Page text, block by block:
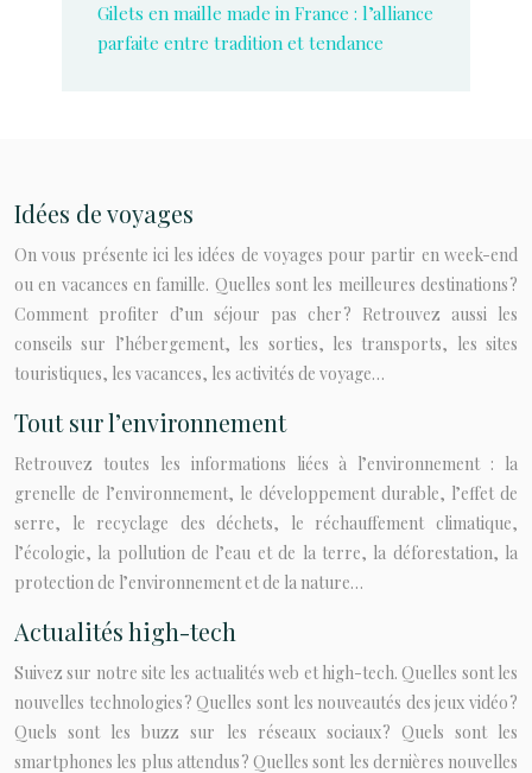
Gilets en maille made in France : l’alliance
parfaite entre tradition et tendance
Idées de voyages
On vous présente ici les idées de voyages pour partir en week-end
ou en vacances en famille. Quelles sont les meilleures destinations ?
Comment profiter d’un séjour pas cher ? Retrouvez aussi les
conseils sur l’hébergement, les sorties, les transports, les sites
touristiques, les vacances, les activités de voyage…
Tout sur l’environnement
Retrouvez toutes les informations liées à l’environnement : la
grenelle de l’environnement, le développement durable, l’effet de
serre, le recyclage des déchets, le réchauffement climatique,
l’écologie, la pollution de l’eau et de la terre, la déforestation, la
protection de l’environnement et de la nature…
Actualités high-tech
Suivez sur notre site les actualités web et high-tech. Quelles sont les
nouvelles technologies ? Quelles sont les nouveautés des jeux vidéo ?
Quels sont les buzz sur les réseaux sociaux ? Quels sont les
smartphones les plus attendus ? Quelles sont les dernières nouvelles